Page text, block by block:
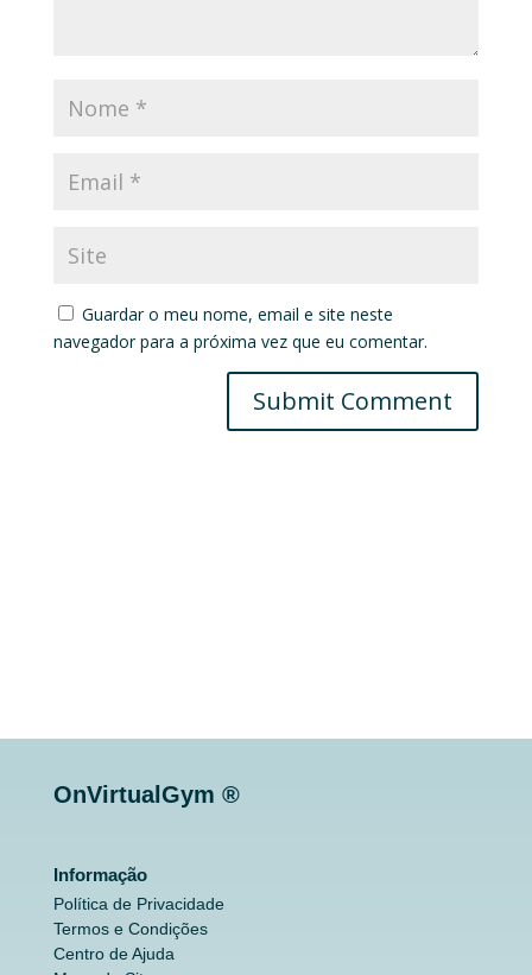
Guardar o meu nome, email e site neste
navegador para a próxima vez que eu comentar.
Submit Comment
OnVirtualGym ®
Informação
Política de Privacidade
Termos e Condições
Centro de Ajuda